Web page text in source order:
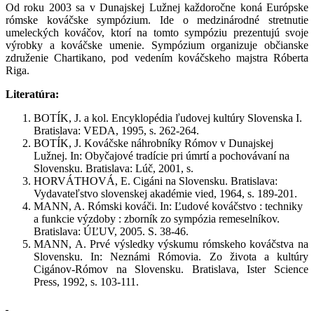
Od roku 2003 sa v Dunajskej Lužnej každoročne koná Európske
rómske kováčske sympózium. Ide o medzinárodné stretnutie
umeleckých kováčov, ktorí na tomto sympóziu prezentujú svoje
výrobky a kováčske umenie. Sympózium organizuje občianske
združenie Chartikano, pod vedením kováčskeho majstra Róberta
Riga.
Literatúra:
BOTÍK, J. a kol. Encyklopédia ľudovej kultúry Slovenska I.
Bratislava: VEDA, 1995, s. 262-264.
BOTÍK, J. Kováčske náhrobníky Rómov v Dunajskej
Lužnej. In: Obyčajové tradície pri úmrtí a pochovávaní na
Slovensku. Bratislava: Lúč, 2001, s.
HORVÁTHOVÁ, E. Cigáni na Slovensku. Bratislava:
Vydavateľstvo slovenskej akadémie vied, 1964, s. 189-201.
MANN, A. Rómski kováči. In: Ľudové kováčstvo : techniky
a funkcie výzdoby : zborník zo sympózia remeselníkov.
Bratislava: ÚĽUV, 2005. S. 38-46.
MANN, A. Prvé výsledky výskumu rómskeho kováčstva na
Slovensku. In: Neznámi Rómovia. Zo života a kultúry
Cigánov-Rómov na Slovensku. Bratislava, Ister Science
Press, 1992, s. 103-111.